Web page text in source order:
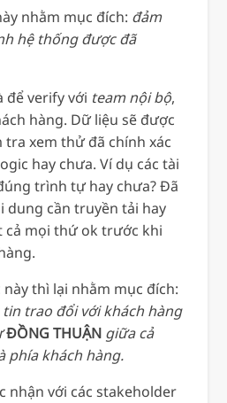
nhằm mục đích: đảm
hệ thống được đã
để verify với team nội bộ,
hàng. Dữ liệu sẽ được
xem thử đã chính xác
hay chưa. Ví dụ các tài
trình tự hay chưa? Đã
dung cần truyền tải hay
cả mọi thứ ok trước khi
thì lại nhằm mục đích:
trao đổi với khách hàng
ĐỒNG THUẬNgiữa cả
phía khách hàng.
nhận với các stakeholder